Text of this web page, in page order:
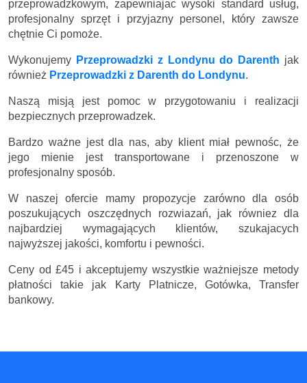
przeprowadzkowym, zapewniajac wysoki standard usług,
profesjonalny sprzęt i przyjazny personel, który zawsze
chętnie Ci pomoże.
Wykonujemy Przeprowadzki z Londynu do Darenth jak
również Przeprowadzki z Darenth do Londynu.
Naszą misją jest pomoc w przygotowaniu i realizacji
bezpiecznych przeprowadzek.
Bardzo ważne jest dla nas, aby klient miał pewnośc, że
jego mienie jest transportowane i przenoszone w
profesjonalny sposób.
W naszej ofercie mamy propozycje zarówno dla osób
poszukujących oszczędnych rozwiazań, jak równiez dla
najbardziej wymagających klientów, szukajacych
najwyższej jakości, komfortu i pewności.
Ceny od £45 i akceptujemy wszystkie ważniejsze metody
płatności takie jak Karty Platnicze, Gotówka, Transfer
bankowy.